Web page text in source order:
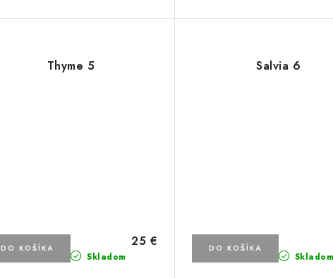
Thyme 5
Skladom
25 €
DO KOŠÍKA
Salvia 6
DO KOŠÍKA